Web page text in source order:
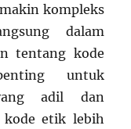
kompleks
dalam
tentang kode
untuk
adil dan
kode etik lebih